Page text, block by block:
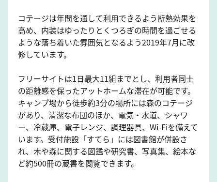
コテージは年間を通して利用できるよう断熱効果を
高め、内装はゆったりとくつろぎの時間を過ごせる
ような落ち着いた雰囲気となるよう2019年7月に改
修しています。
フリーサイトは1日最大11組までとし、利用者同士
の距離感を保ったアットホームな滞在が可能です。
キャンプ場から徒歩約3分の場所には森のコテージ
があり、清潔な布団のほか、電気・水道、シャワ
ー、冷蔵庫、電子レンジ、調理器具、Wi-Fiを備えて
います。受付施設「すてら」には図書館が併設さ
れ、木や森に関する図鑑や研究書、写真集、絵本な
ど約500冊の蔵書を閲覧できます。